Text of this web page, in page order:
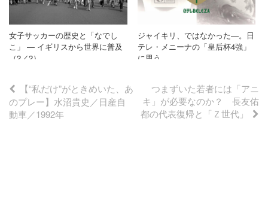
女子サッカーの歴史と「なでし
こ」 ― イギリスから世界に普及
（2／2）
ジャイキリ、ではなかった―。日
テレ・メニーナの「皇后杯4強」
に思う
投
稿
【“私だけ”がときめいた、あ
のプレー】水沼貴史／日産自
動車／1992年
つまずいた若者には「アニ
キ」が必要なのか？ 長友佑
都の代表復帰と「Ｚ世代」